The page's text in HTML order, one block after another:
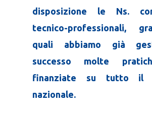
disposizione le Ns.
tecnico-professionali,
quali abbiamo già
successo molte
finanziate su tutto il
nazionale.